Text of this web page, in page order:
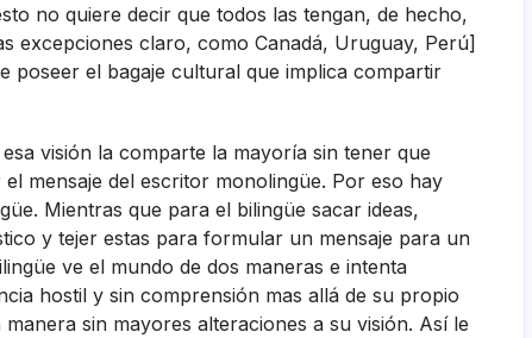
no quiere decir que todos las tengan, de hecho,
excepciones claro, como Canadá, Uruguay, Perú]
poseer el bagaje cultural que implica compartir
visión la comparte la mayorí­a sin tener que
mensaje del escritor monolingüe. Por eso hay
Mientras que para el bilingüe sacar ideas,
y tejer estas para formular un mensaje para un
ve el mundo de dos maneras e intenta
hostil y sin comprensión mas allá de su propio
sin mayores alteraciones a su visión. Así­ le